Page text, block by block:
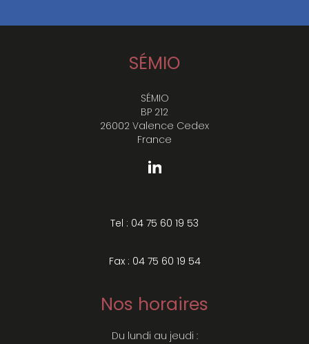
SÉMIO
SÉMIO
BP 212
26002 Valence Cedex
France
Tel : 04 75 60 19 53
Fax : 04 75 60 19 54
Nos horaires
Du lundi au jeudi :